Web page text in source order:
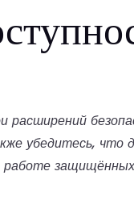
расширений
убедитесь,